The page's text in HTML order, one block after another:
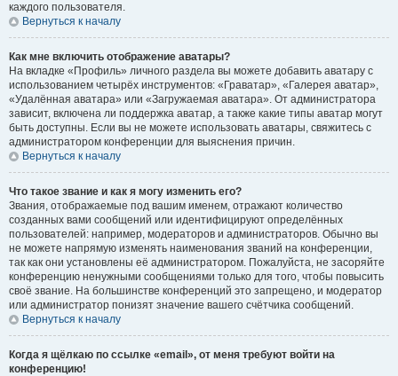
каждого пользователя.
Вернуться к началу
Как мне включить отображение аватары?
На вкладке «Профиль» личного раздела вы можете добавить аватару с
использованием четырёх инструментов: «Граватар», «Галерея аватар»,
«Удалённая аватара» или «Загружаемая аватара». От администратора
зависит, включена ли поддержка аватар, а также какие типы аватар могут
быть доступны. Если вы не можете использовать аватары, свяжитесь с
администратором конференции для выяснения причин.
Вернуться к началу
Что такое звание и как я могу изменить его?
Звания, отображаемые под вашим именем, отражают количество
созданных вами сообщений или идентифицируют определённых
пользователей: например, модераторов и администраторов. Обычно вы
не можете напрямую изменять наименования званий на конференции,
так как они установлены её администратором. Пожалуйста, не засоряйте
конференцию ненужными сообщениями только для того, чтобы повысить
своё звание. На большинстве конференций это запрещено, и модератор
или администратор понизят значение вашего счётчика сообщений.
Вернуться к началу
Когда я щёлкаю по ссылке «email», от меня требуют войти на
конференцию!